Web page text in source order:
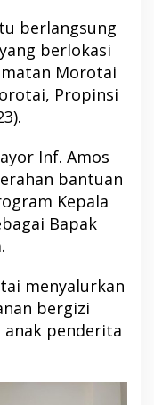
berlangsung
berlokasi
Morotai
Propinsi
Inf. Amos
bantuan
Kepala
Bapak
menyalurkan
bergizi
anak penderita